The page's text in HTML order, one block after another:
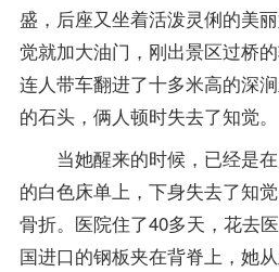
盛，后座又坐着活泼灵俐的美
觉就加大油门，刚出景区过桥
连人带车翻进了十多米高的深
的石头，俩人顿时失去了知觉。
当她醒来的时候，已经是在
的白色床单上，下身失去了知
骨折。医院住了40多天，花去
国进口的钢板夹在背脊上，她